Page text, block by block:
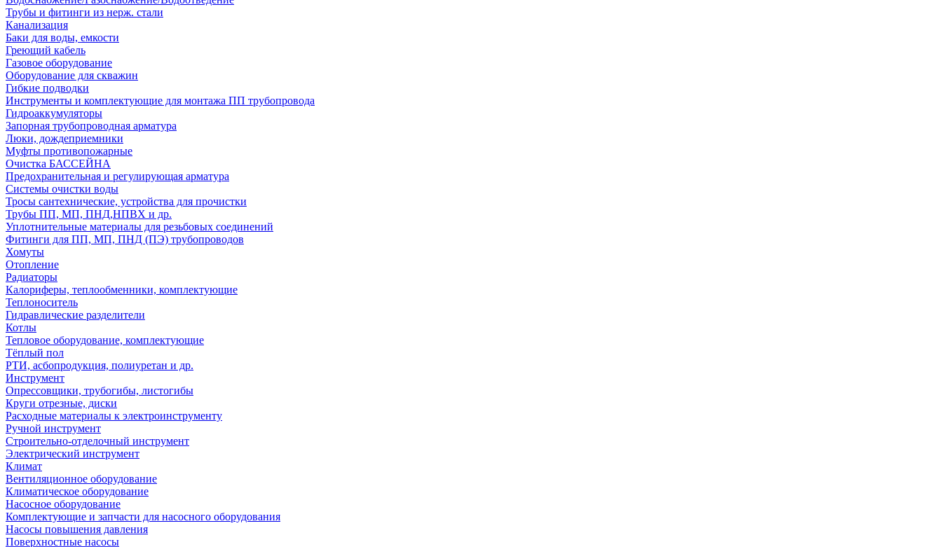
Трубы и фитинги из нерж. стали
Канализация
Баки для воды, емкости
Греющий кабель
Газовое оборудование
Оборудование для скважин
Гибкие подводки
Инструменты и комплектующие для монтажа ПП трубопровода
Гидроаккумуляторы
Запорная трубопроводная арматура
Люки, дождеприемники
Муфты противопожарные
Очистка БАССЕЙНА
Предохранительная и регулирующая арматура
Системы очистки воды
Тросы сантехнические, устройства для прочистки
Трубы ПП, МП, ПНД,НПВХ и др.
Уплотнительные материалы для резьбовых соединений
Фитинги для ПП, МП, ПНД (ПЭ) трубопроводов
Хомуты
Отопление
Радиаторы
Калориферы, теплообменники, комплектующие
Теплоноситель
Гидравлические разделители
Котлы
Тепловое оборудование, комплектующие
Тёплый пол
РТИ, асбопродукция, полиуретан и др.
Инструмент
Опрессовщики, трубогибы, листогибы
Круги отрезные, диски
Расходные материалы к электроинструменту
Ручной инструмент
Строительно-отделочный инструмент
Электрический инструмент
Климат
Вентиляционное оборудование
Климатическое оборудование
Насосное оборудование
Комплектующие и запчасти для насосного оборудования
Насосы повышения давления
Поверхностные насосы